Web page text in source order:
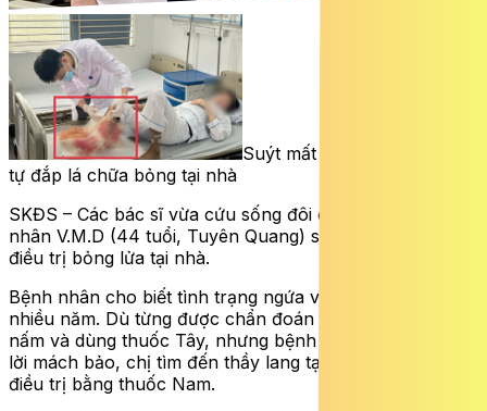
Suýt mất chân sau 1 tháng
tự đắp lá chữa bỏng tại nhà
SKĐS – Các bác sĩ vừa cứu sống đôi chân cho bệnh
nhân V.M.D (44 tuổi, Tuyên Quang) sau một tháng tự
điều trị bỏng lửa tại nhà.
Bệnh nhân cho biết tình trạng ngứa vùng kín đã kéo dài
nhiều năm. Dù từng được chẩn đoán viêm âm đạo do
nấm và dùng thuốc Tây, nhưng bệnh hay tái phát. Nghe
lời mách bảo, chị tìm đến thầy lang tại Thanh Hóa để
điều trị bằng thuốc Nam.